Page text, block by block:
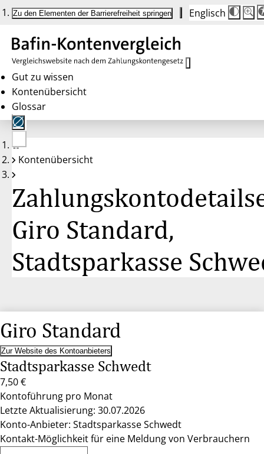
Zu den Elementen der Barrierefreiheit springen Englisch
Die
auf
100
100
Gut zu wissen
Kontenübersicht
Glossar
Keine
Konten
Kontenübersicht
Giro Standard,
Stadtsparkasse
Giro Standard
Zur Website des Kontoanbieters
Stadtsparkasse Schwedt
7,50 €
Kontoführung pro Monat
Letzte Aktualisierung: 30.07.2026
Konto-Anbieter: Stadtsparkasse Schwedt
Kontakt-Möglichkeit für eine Meldung von Verbrauchern